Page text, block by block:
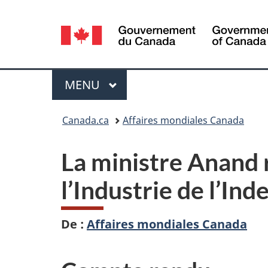
Sélection
de
la
langue
Menu
MENU PRINCIPAL
Canada.ca Affaires mondiales Canada
La ministre
l’Industrie de
De : Affaires mondiales Canada